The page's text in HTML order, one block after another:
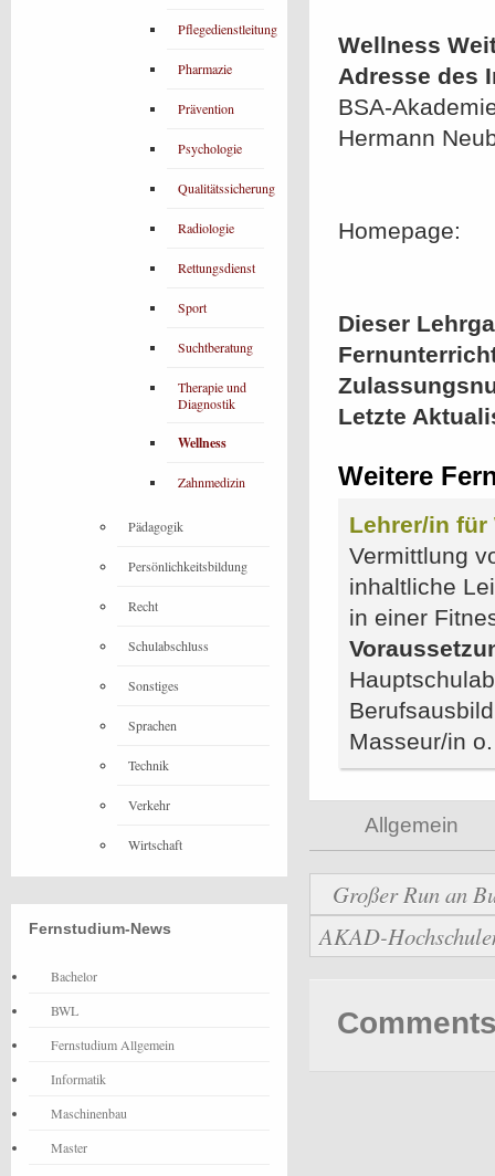
Wellness
Adresse des
BSA-
Hermann
Homepage:
Dieser
Letzte
Weitere
Lehrer/in für
Vermittlung
inhaltliche
in einer
Masseur/in
Allgemein
Großer Run an
AKAD-
Pflegedienstleitung
Pharmazie
Prävention
Psychologie
Qualitätssicherung
Radiologie
Rettungsdienst
Sport
Suchtberatung
Therapie und
Diagnostik
Wellness
Zahnmedizin
Pädagogik
Persönlichkeitsbildung
Recht
Schulabschluss
Sonstiges
Sprachen
Technik
Verkehr
Wirtschaft
Fernstudium-News
Bachelor
BWL
Fernstudium Allgemein
Informatik
Maschinenbau
Master